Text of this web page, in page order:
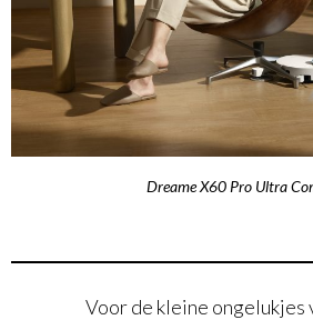
Dreame X60 Pro Ultra
Voor de kleine ongelukjes